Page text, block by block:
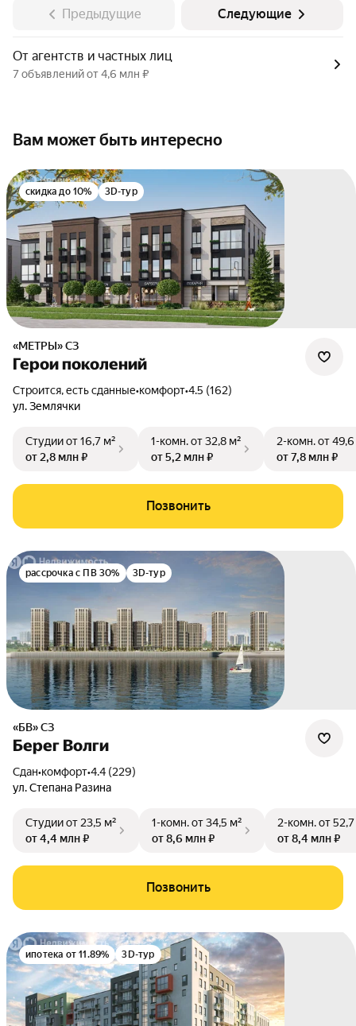
Предыдущие Следующие
От агентств и частных лиц
7 объявлений от 4,6 млн ₽
Вам может быть интересно
скидка до 10% 3D-тур
«МЕТРЫ» СЗ
Герои поколений
Строится, есть сданные•комфорт•4.5 (162)
ул. Землячки
Студииот 16,7 м²
от 2,8 млн ₽
1-комн.от 32,8 м²
от 5,2 млн ₽
2-комн.от
от 7,8 млн ₽
Позвонить
рассрочка с ПВ 30% 3D-тур
«БВ» СЗ
Берег Волги
Сдан•комфорт•4.4 (229)
ул. Степана Разина
Студииот 23,5 м²
от 4,4 млн ₽
1-комн.от 34,5 м²
от 8,6 млн ₽
2-комн.от
от 8,4 млн ₽
Позвонить
ипотека от 11.89% 3D-тур